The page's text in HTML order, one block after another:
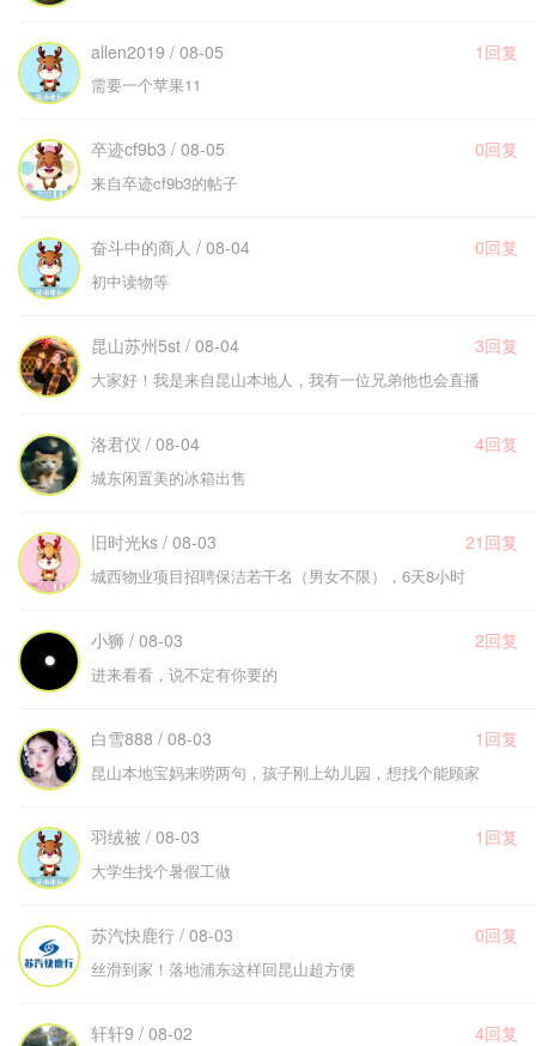
allen2019 / 08-05 1回复
需要一个苹果11
卒迹cf9b3 / 08-05 0回复
来自卒迹cf9b3的帖子
奋斗中的商人 / 08-04 0回复
初中读物等
昆山苏州5st / 08-04 3回复
大家好！我是来自昆山本地人，我有一位兄弟他也会直播
洛君仪 / 08-04 4回复
城东闲置美的冰箱出售
旧时光ks / 08-03 21回复
城西物业项目招聘保洁若干名（男女不限），6天8小时
小狮 / 08-03 2回复
进来看看，说不定有你要的
白雪888 / 08-03 1回复
昆山本地宝妈来唠两句，孩子刚上幼儿园，想找个能顾家
羽绒被 / 08-03 1回复
大学生找个暑假工做
苏汽快鹿行 / 08-03 0回复
丝滑到家！落地浦东这样回昆山超方便
轩轩9 / 08-02 4回复